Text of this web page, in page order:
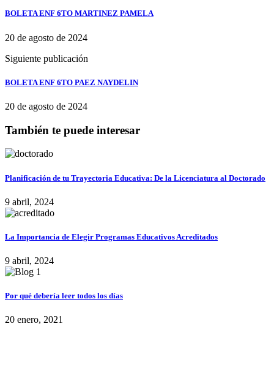
BOLETA ENF 6TO MARTINEZ PAMELA
20 de agosto de 2024
Siguiente publicación
BOLETA ENF 6TO PAEZ NAYDELIN
20 de agosto de 2024
También te puede interesar
Planificación de tu Trayectoria Educativa: De la Licenciatura al Doctorado
9 abril, 2024
La Importancia de Elegir Programas Educativos Acreditados
9 abril, 2024
Por qué debería leer todos los días
20 enero, 2021